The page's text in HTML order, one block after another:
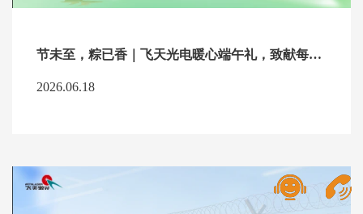
节未至，粽已香｜飞天光电暖心端午礼，致献每一位追梦人
2026.06.18